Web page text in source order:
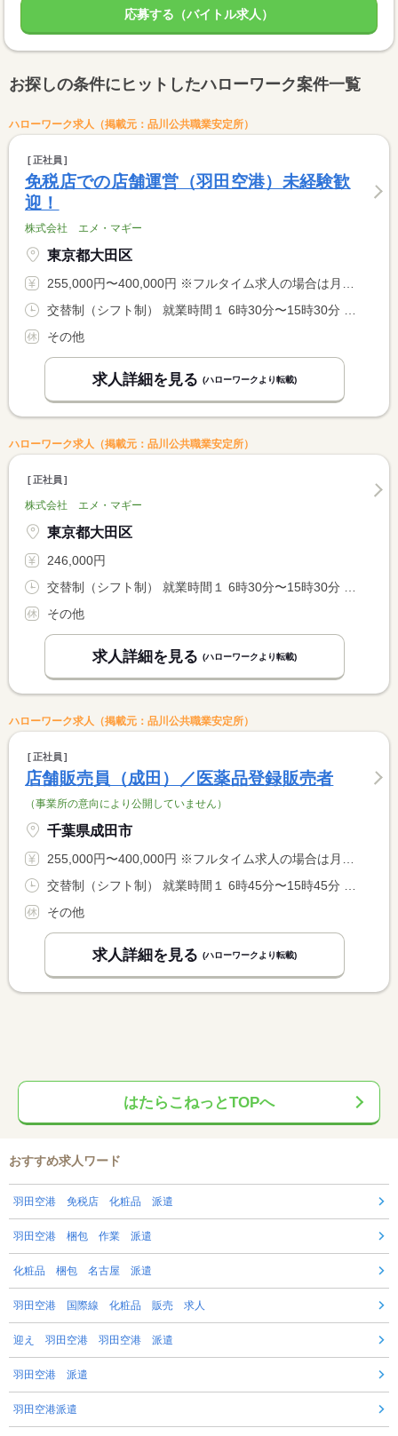
応募する（バイトル求人）
お探しの条件にヒットしたハローワーク案件一覧
ハローワーク求人（掲載元：品川公共職業安定所）
正社員
免税店での店舗運営（羽田空港）未経験歓
迎！
株式会社 エメ・マギー
東京都大田区
255,000円〜400,000円 ※フルタイム求人の場合は月額（換算額）、パート求人の場合は時間額を表示しています。
その他
求人詳細を見る (ハローワークより転載)
ハローワーク求人（掲載元：品川公共職業安定所）
正社員
株式会社 エメ・マギー
東京都大田区
246,000円
その他
求人詳細を見る (ハローワークより転載)
ハローワーク求人（掲載元：品川公共職業安定所）
正社員
店舗販売員（成田）／医薬品登録販売者
（事業所の意向により公開していません）
千葉県成田市
255,000円〜400,000円 ※フルタイム求人の場合は月額（換算額）、パート求人の場合は時間額を表示しています。
その他
求人詳細を見る (ハローワークより転載)
はたらこねっとTOPへ
おすすめ求人ワード
羽田空港 免税店 化粧品 派遣
羽田空港 梱包 作業 派遣
化粧品 梱包 名古屋 派遣
羽田空港 国際線 化粧品 販売 求人
迎え 羽田空港 羽田空港 派遣
羽田空港 派遣
羽田空港派遣